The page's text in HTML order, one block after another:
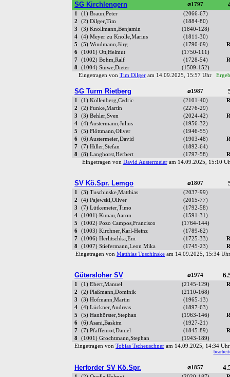
SG Kirchlengern
⌀1797
1 (1) Braun,Peter
(2066-67)
2
(2) Dilger,Tim (1884-80)
3
(3) Knollmann,Benjamin (1840-128)
4
(4) Meyer zu Knolle,Marius (1811-30)
5
(5) Windmann,Jörg (1790-69)
6
(1001) Ott,Helmut (1750-111)
7
(1002) Bohm,Ralf (1728-54)
8
(1004) Stüwe,Dieter (1509-152)
Eingetragen von Tim Dilgeram 14.09.2025, 15:57 Uhr
SG Turm Rietberg ⌀1987
1 (1) Kollenberg,Cedric (2101-40)
2
(2) Funke,Martin (2276-29)
3
(3) Behler,Sven (2024-42)
4
(4) Austermann,Julius (1956-32)
5
(5) Flöttmann,Oliver (1946-55)
6
(6) Austermeier,David (1903-48)
7
(7) Hiller,Stefan (1892-64)
8
(8) Langhorst,Herbert (1797-58)
Eingetragen von David Austermeieram 14.09.2025, 15:10
SV Kö.Spr. Lemgo ⌀1807
1 (3) Tuschinske,Matthias
(2037-99)
2
(4) Pajewski,Oliver (2015-77)
3
(7) Lütkemeier,Timo (1792-58)
4
(1001) Kunau,Aaron (1591-31)
5
(1002) Pozo Campos,Francisco (1764-144)
6
(1003) Kirchner,Karl-Heinz (1789-62)
7
(1006) Herlitschka,Eni (1725-33)
8
(1007) Stiefermann,Leon Mika (1745-23)
Eingetragen von Matthias Tuschinske am 14.09.2025, 15:34
Gütersloher SV ⌀1974
1 (1) Ebert,Manuel (2145-129)
2
(2) Plaßmann,Dominik
(2110-168)
3
(3) Hofmann,Martin
(1965-13)
4
(4) Lückner,Andreas (1897-63)
5
(5) Hanhörster,Stephan (1963-146)
6
(6) Asani,Baskim (1927-21)
7
(7) Pfaffenrot,Daniel (1845-89)
8
(1001) Grochtmann,Stephan (1943-189)
Eingetragen von Tobias Tscheuschner am 14.09.2025, 14:34
Herforder SV Kö.Spr. ⌀1857